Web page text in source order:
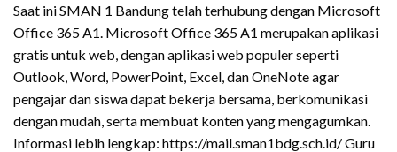
Saat ini SMAN 1 Bandung telah terhubung dengan Microsoft
Office 365 A1. Microsoft Office 365 A1 merupakan aplikasi
gratis untuk web, dengan aplikasi web populer seperti
Outlook, Word, PowerPoint, Excel, dan OneNote agar
pengajar dan siswa dapat bekerja bersama, berkomunikasi
dengan mudah, serta membuat konten yang mengagumkan.
Informasi lebih lengkap: https://mail.sman1bdg.sch.id/ Guru